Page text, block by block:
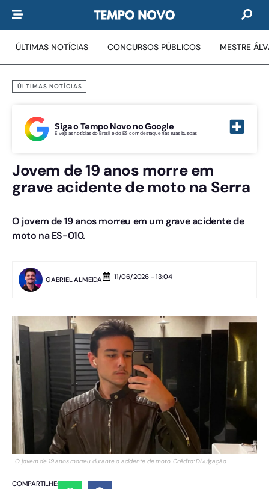
ÚLTIMAS NOTÍCIAS CONCURSOS PÚBLICOS MESTRE
ÚLTIMAS NOTÍCIAS
Siga o Tempo Novo no Google
E veja as notícias do Brasil e do ES com destaque nas suas buscas
Jovem de 19 anos morre em
grave acidente de moto na Serra
O jovem de 19 anos morreu em um grave acidente de
moto na ES-010.
GABRIEL ALMEIDA 11/06/2026 - 13:04
O jovem de 19 anos morreu durante o acidente de moto. Crédito: Divulgação
COMPARTILHE: